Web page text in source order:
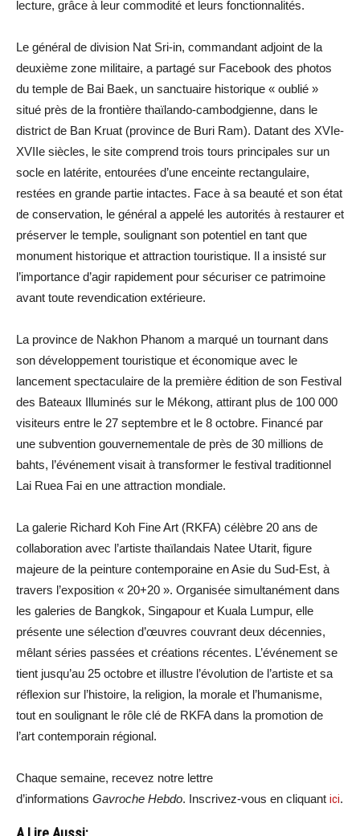
lecture, grâce à leur commodité et leurs fonctionnalités.
Le général de division Nat Sri-in, commandant adjoint de la
deuxième zone militaire, a partagé sur Facebook des photos
du temple de Bai Baek, un sanctuaire historique « oublié »
situé près de la frontière thaïlando-cambodgienne, dans le
district de Ban Kruat (province de Buri Ram). Datant des XVIe-
XVIIe siècles, le site comprend trois tours principales sur un
socle en latérite, entourées d’une enceinte rectangulaire,
restées en grande partie intactes. Face à sa beauté et son état
de conservation, le général a appelé les autorités à restaurer et
préserver le temple, soulignant son potentiel en tant que
monument historique et attraction touristique. Il a insisté sur
l’importance d’agir rapidement pour sécuriser ce patrimoine
avant toute revendication extérieure.
La province de Nakhon Phanom a marqué un tournant dans
son développement touristique et économique avec le
lancement spectaculaire de la première édition de son Festival
des Bateaux Illuminés sur le Mékong, attirant plus de 100 000
visiteurs entre le 27 septembre et le 8 octobre. Financé par
une subvention gouvernementale de près de 30 millions de
bahts, l’événement visait à transformer le festival traditionnel
Lai Ruea Fai en une attraction mondiale.
La galerie Richard Koh Fine Art (RKFA) célèbre 20 ans de
collaboration avec l’artiste thaïlandais Natee Utarit, figure
majeure de la peinture contemporaine en Asie du Sud-Est, à
travers l’exposition « 20+20 ». Organisée simultanément dans
les galeries de Bangkok, Singapour et Kuala Lumpur, elle
présente une sélection d’œuvres couvrant deux décennies,
mêlant séries passées et créations récentes. L’événement se
tient jusqu’au 25 octobre et illustre l’évolution de l’artiste et sa
réflexion sur l’histoire, la religion, la morale et l’humanisme,
tout en soulignant le rôle clé de RKFA dans la promotion de
l’art contemporain régional.
Chaque semaine, recevez notre lettre
d’informations Gavroche Hebdo. Inscrivez-vous en cliquant ici.